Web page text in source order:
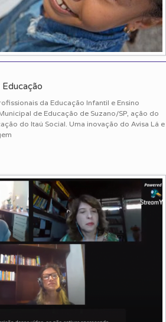
da Educação Infantil e Ensino
de Educação de Suzano/SP, ação do
do Itaú Social. Uma inovação do Avisa Lá e